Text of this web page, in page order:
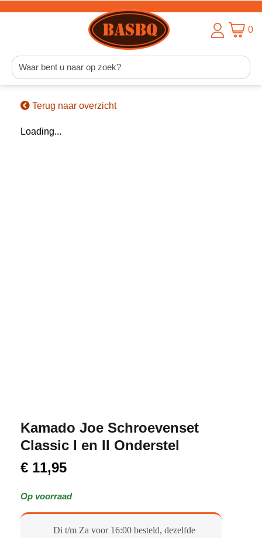
0
Terug naar overzicht
Loading...
Kamado Joe Schroevenset
Classic I en II Onderstel
€ 11,95
Op voorraad
Di t/m Za voor 16:00 besteld, dezelfde